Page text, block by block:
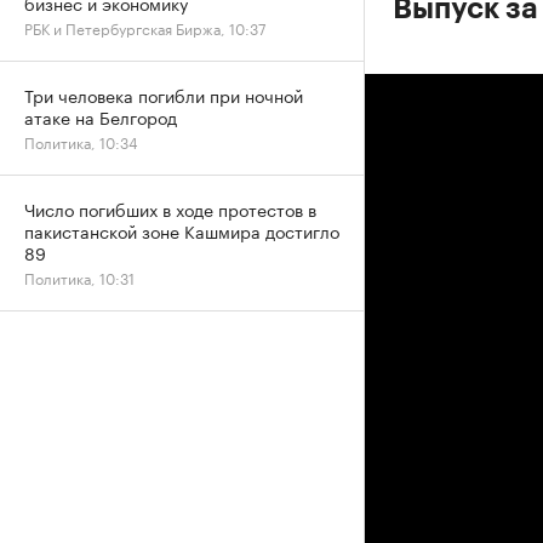
Выпуск
РБК и Петербургская Биржа, 10:37
Три человека погибли при ночной
атаке на Белгород
Политика, 10:34
Число погибших в ходе протестов в
пакистанской зоне Кашмира достигло
89
Политика, 10:31